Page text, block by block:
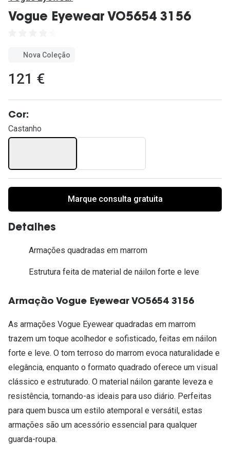
Vogue Eyewear VO5654 3156
Nova Coleção
121 €
Cor:
Castanho
Marque consulta gratuita
Detalhes
Armações quadradas em marrom
Estrutura feita de material de náilon forte e leve
Armação Vogue Eyewear VO5654 3156
As armações Vogue Eyewear quadradas em marrom
trazem um toque acolhedor e sofisticado, feitas em náilon
forte e leve. O tom terroso do marrom evoca naturalidade e
elegância, enquanto o formato quadrado oferece um visual
clássico e estruturado. O material náilon garante leveza e
resistência, tornando-as ideais para uso diário. Perfeitas
para quem busca um estilo atemporal e versátil, estas
armações são um acessório essencial para qualquer
guarda-roupa.